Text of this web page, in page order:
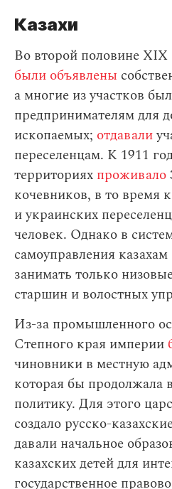
Казахи
Во второй половине XIX
были объявлены
а многие из участков
предпринимателям для
ископаемых; отдавали
переселенцам. К 1911
территориях проживало
кочевников, в то время
и украинских
человек. Однако в
самоуправления
занимать только
старшин и волостных
Из-за промышленного
Степного края империи
чиновники в местную
которая бы продолжала
политику. Для этого
создало русско-
давали начальное
казахских детей для
государственное